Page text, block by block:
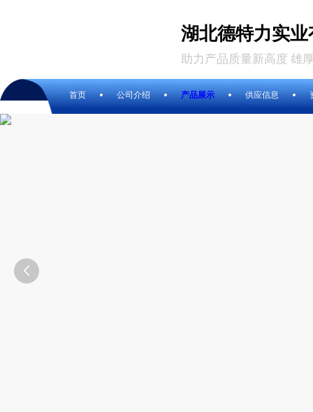
湖北德特力实
助力产品质量新高度 雄
首页 公司介绍 产品展示 供应信息
